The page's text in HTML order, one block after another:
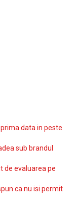
data in peste
sub brandul
de evaluarea pe
ca nu isi permit